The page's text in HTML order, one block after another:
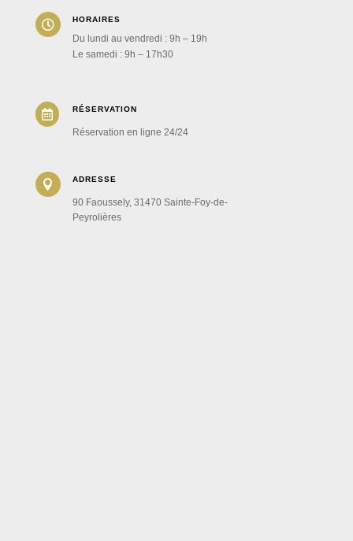
 HORAIRES
Du lundi au vendredi : 9h – 19h
Le samedi : 9h – 17h30
 RÉSERVATION
Réservation en ligne 24/24
 ADRESSE
90 Faoussely, 31470 Sainte-Foy-de-
Peyrolières